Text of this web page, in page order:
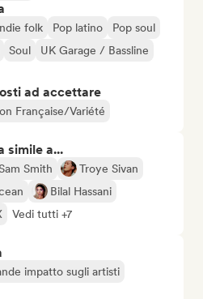
folk Pop latino
Pop soul
Soul
UK Garage / Bassline
ad accettare
Française/Variété
simile a...
Smith
Troye Sivan
Bilal Hassani
Vedi tutti +7
impatto sugli artisti